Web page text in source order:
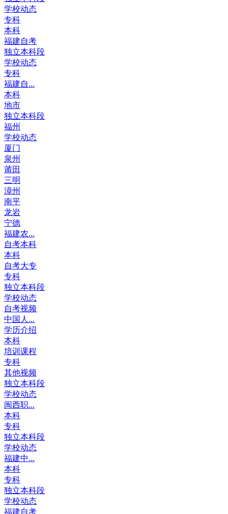
学校动态
专科
本科
福建自考
独立本科段
学校动态
专科
福建自...
本科
地市
独立本科段
福州
学校动态
厦门
泉州
莆田
三明
漳州
南平
龙岩
宁德
福建农...
自考本科
本科
自考大专
专科
独立本科段
学校动态
自考视频
中国人...
学历介绍
本科
培训课程
专科
其他视频
独立本科段
学校动态
闽西职...
本科
专科
独立本科段
学校动态
福建中...
本科
专科
独立本科段
学校动态
福建自考